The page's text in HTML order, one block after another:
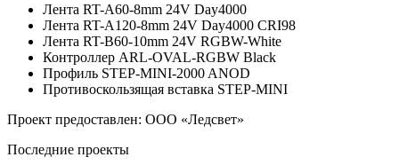
Лента RT-A60-8mm 24V Day4000
Лента RT-A120-8mm 24V Day4000 CRI98
Лента RT-B60-10mm 24V RGBW-White
Контроллер ARL-OVAL-RGBW Black
Профиль STEP-MINI-2000 ANOD
Противоскользящая вставка STEP-MINI
Проект предоставлен: ООО «Ледсвет»
Последние проекты